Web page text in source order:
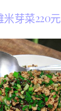
芽菜220元